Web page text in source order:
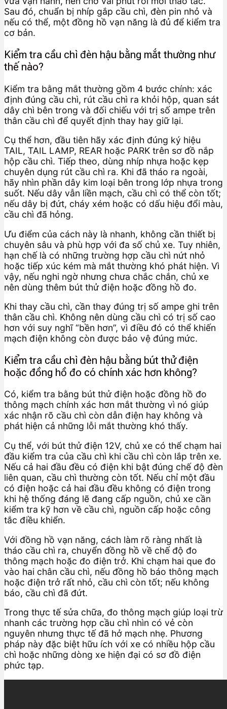
Sau đó, chuẩn bị nhíp gắp cầu chì, đèn pin nhỏ và
nếu có thể, một đồng hồ vạn năng là đủ để kiểm tra
cơ bản.
Kiểm tra cầu chì đèn hậu bằng mắt thường như
thế nào?
Kiểm tra bằng mắt thường gồm 4 bước chính: xác
định đúng cầu chì, rút cầu chì ra khỏi hộp, quan sát
dây chì bên trong và đối chiếu với trị số ampe trên
thân cầu chì để quyết định thay hay giữ lại.
Cụ thể hơn, đầu tiên hãy xác định đúng ký hiệu
TAIL, TAIL LAMP, REAR hoặc PARK trên sơ đồ nắp
hộp cầu chì. Tiếp theo, dùng nhíp nhựa hoặc kẹp
chuyên dụng rút cầu chì ra. Khi đã tháo ra ngoài,
hãy nhìn phần dây kim loại bên trong lớp nhựa trong
suốt. Nếu dây vẫn liền mạch, cầu chì có thể còn tốt;
nếu dây bị đứt, cháy xém hoặc có dấu hiệu đổi màu,
cầu chì đã hỏng.
Ưu điểm của cách này là nhanh, không cần thiết bị
chuyên sâu và phù hợp với đa số chủ xe. Tuy nhiên,
hạn chế là có những trường hợp cầu chì nứt nhỏ
hoặc tiếp xúc kém mà mắt thường khó phát hiện. Vì
vậy, nếu nghi ngờ nhưng chưa chắc chắn, chủ xe
nên dùng thêm bút thử điện hoặc đồng hồ đo.
Khi thay cầu chì, cần thay đúng trị số ampe ghi trên
thân cầu chì. Không nên dùng cầu chì có trị số cao
hơn với suy nghĩ “bền hơn”, vì điều đó có thể khiến
mạch điện không còn được bảo vệ đúng mức.
Kiểm tra cầu chì đèn hậu bằng bút thử điện
hoặc đồng hồ đo có chính xác hơn không?
Có, kiểm tra bằng bút thử điện hoặc đồng hồ đo
thông mạch chính xác hơn mắt thường vì nó giúp
xác nhận rõ cầu chì còn dẫn điện hay không và
phát hiện cả những lỗi mắt thường khó thấy.
Cụ thể, với bút thử điện 12V, chủ xe có thể chạm hai
đầu kiểm tra của cầu chì khi cầu chì còn lắp trên xe.
Nếu cả hai đầu đều có điện khi bật đúng chế độ đèn
liên quan, cầu chì thường còn tốt. Nếu chỉ một đầu
có điện hoặc cả hai đầu đều không có điện trong
khi hệ thống đáng lẽ đang cấp nguồn, chủ xe cần
kiểm tra kỹ hơn về cầu chì, nguồn cấp hoặc công
tắc điều khiển.
Với đồng hồ vạn năng, cách làm rõ ràng nhất là
tháo cầu chì ra, chuyển đồng hồ về chế độ đo
thông mạch hoặc đo điện trở. Khi chạm hai que đo
vào hai chân cầu chì, nếu đồng hồ báo thông mạch
hoặc điện trở rất nhỏ, cầu chì còn tốt; nếu không
báo, cầu chì đã đứt.
Trong thực tế sửa chữa, đo thông mạch giúp loại trừ
nhanh các trường hợp cầu chì nhìn có vẻ còn
nguyên nhưng thực tế đã hở mạch nhẹ. Phương
pháp này đặc biệt hữu ích với xe có nhiều hộp cầu
chì hoặc những dòng xe hiện đại có sơ đồ điện
phức tạp.